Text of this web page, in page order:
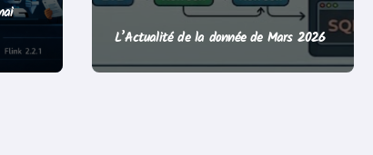
L’Actualité de la donnée de Mars 2026